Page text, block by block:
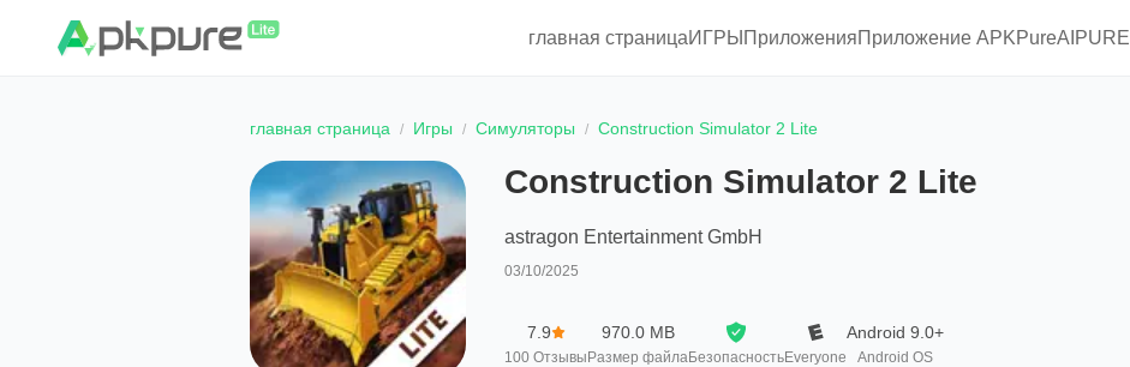
главная страницаИГРЫ ПриложенияПриложение APKPureAIPURE
главная страница Игры Симуляторы Construction Simulator 2 Lite
Construction Simulator 2 Lite
astragon Entertainment GmbH
03/10/2025
7.9
100 Отзывы
970.0 MB
Размер файлаБезопасностьEveryone
Android 9.0+
Android OS